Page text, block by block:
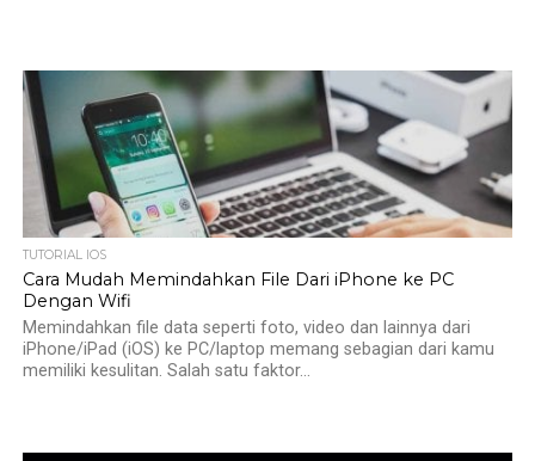
TUTORIAL IOS
Cara Mudah Memindahkan File Dari iPhone ke PC
Dengan Wifi
Memindahkan file data seperti foto, video dan lainnya dari
iPhone/iPad (iOS) ke PC/laptop memang sebagian dari kamu
memiliki kesulitan. Salah satu faktor...